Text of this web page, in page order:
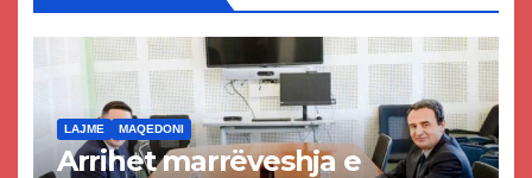
LAJME MAQEDONI
Arrihet marrëveshja e